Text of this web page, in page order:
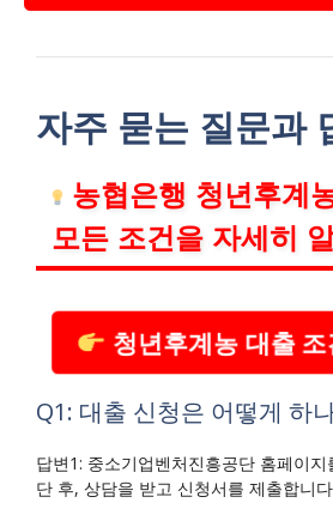
자주 묻는 질문과
농협은행 청년후계
모든 조건을 자세히
청년후계농 대출 조
Q1: 대출 신청은 어떻게 하
답변1: 중소기업벤처진흥공단 홈페이
단 후, 상담을 받고 신청서를 제출합니